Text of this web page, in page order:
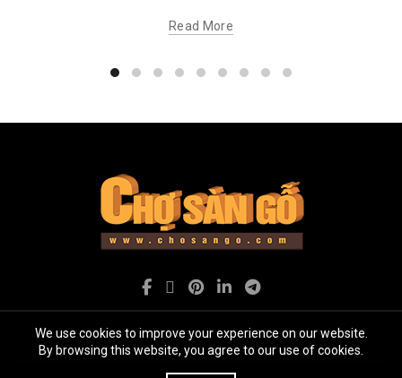
Read More
We use cookies to improve your experience on our website.
By browsing this website, you agree to our use of cookies.